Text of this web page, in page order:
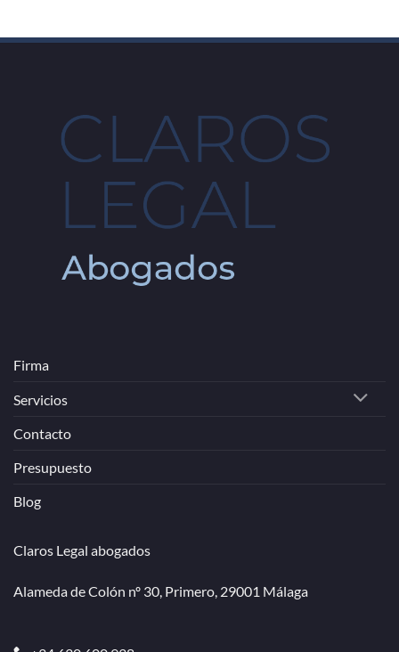
Firma
Servicios
Contacto
Presupuesto
Blog
Claros Legal abogados
Alameda de Colón nº 30, Primero, 29001 Málaga